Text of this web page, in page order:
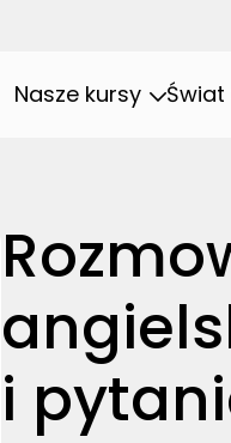
Nasze kursy Świat
i